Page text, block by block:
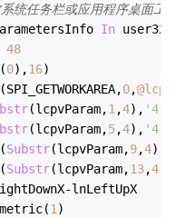
统任务栏或应用程序桌面工具
In user32
48
(0),16)
0,
(lcpvParam,1 ,4), '4rs'
(lcpvParam,5,4), '4rs'
Substr(lcpvParam,9,4),
Substr(lcpvParam,13,4
-
1